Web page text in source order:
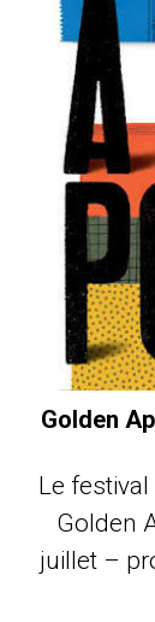
Golden
Le
Golden
juillet –